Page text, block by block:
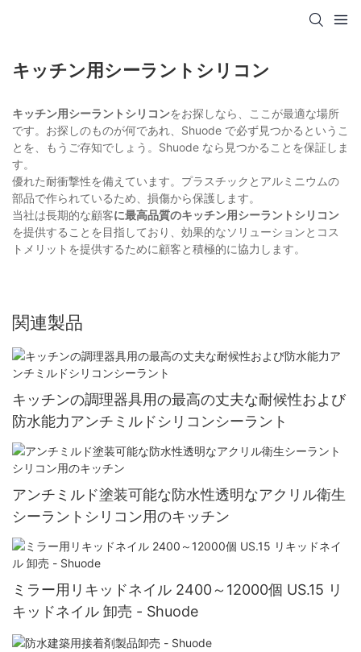
キッチン用シーラントシリコン
キッチン用シーラントシリコンをお探しなら、ここが最適な場所
です。お探しのものが何であれ、Shuode で必ず見つかるというこ
とを、もうご存知でしょう。Shuode なら見つかることを保証しま
す。
優れた耐衝撃性を備えています。プラスチックとアルミニウムの
部品で作られているため、損傷から保護します。
当社は長期的な顧客に最高品質のキッチン用シーラントシリコン
を提供することを目指しており、効果的なソリューションとコス
トメリットを提供するために顧客と積極的に協力します。
関連製品
キッチンの調理器具用の最高の丈夫な耐候性および
防水能力アンチミルドシリコンシーラント
アンチミルド塗装可能な防水性透明なアクリル衛生
シーラントシリコン用のキッチン
ミラー用リキッドネイル 2400～12000個 US.15 リ
キッドネイル 卸売 - Shuode